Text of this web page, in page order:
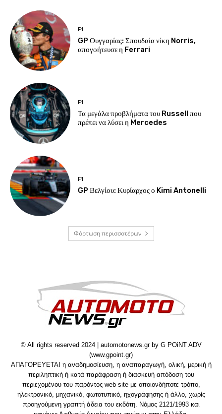
F1
GP Ουγγαρίας: Σπουδαία νίκη Norris,
απογοήτευσε η Ferrari
F1
Τα μεγάλα προβλήματα του Russell που
πρέπει να λύσει η Mercedes
F1
GP Βελγίου: Κυρίαρχος ο Kimi Antonelli
Φόρτωση περισσοτέρων
© All rights reserved 2024 | automotonews.gr by G POiNT ADV
(www.gpoint.gr)
ΑΠΑΓΟΡΕΥΕΤΑΙ η αναδημοσίευση, η αναπαραγωγή, ολική, μερική ή
περιληπτική ή κατά παράφραση ή διασκευή απόδοση του
περιεχομένου του παρόντος web site με οποιονδήποτε τρόπο,
ηλεκτρονικό, μηχανικό, φωτοτυπικό, ηχογράφησης ή άλλο, χωρίς
προηγούμενη γραπτή άδεια του εκδότη. Νόμος 2121/1993 και